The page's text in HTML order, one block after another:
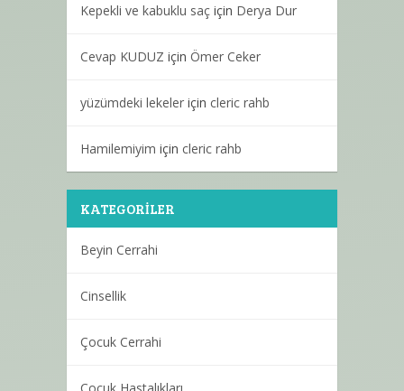
Kepekli ve kabuklu saçiçin Derya Dur
Cevap KUDUZ için Ömer Ceker
yüzümdeki lekeleriçin cleric rahb
Hamilemiyim için cleric rahb
KATEGORILER
Beyin Cerrahi
Cinsellik
Çocuk Cerrahi